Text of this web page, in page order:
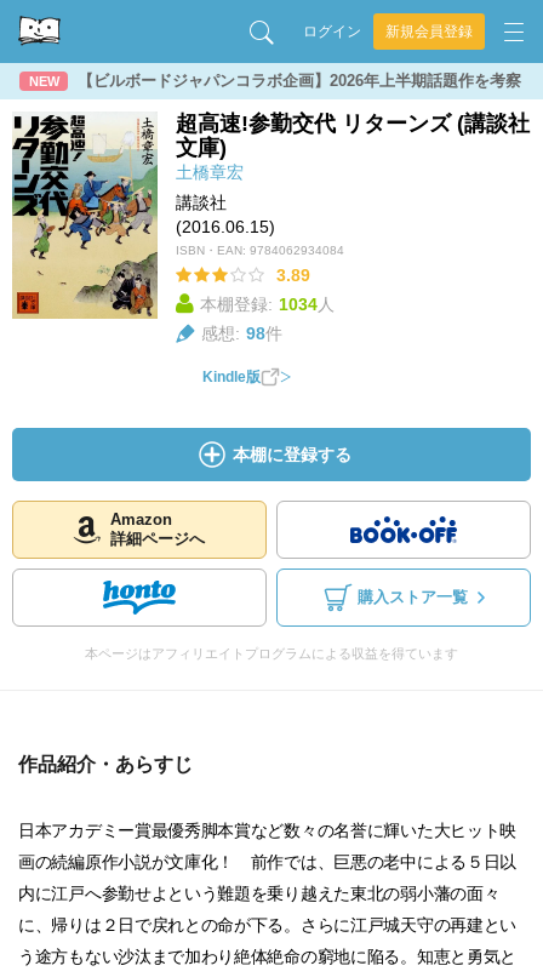
ログイン 新規会員登録
NEW 【ビルボードジャパンコラボ企画】2026年上半期話題作を考察
超高速!参勤交代 リターンズ (講談社
文庫)
土橋章宏
講談社
(2016.06.15)
ISBN・EAN: 9784062934084
3.89
本棚登録: 1034人
感想: 98件
Kindle版
本棚に登録する
Amazon
詳細ページへ
購入ストア一覧
本ページはアフィリエイトプログラムによる収益を得ています
作品紹介・あらすじ
日本アカデミー賞最優秀脚本賞など数々の名誉に輝いた大ヒット映
画の続編原作小説が文庫化！ 前作では、巨悪の老中による５日以
内に江戸へ参勤せよという難題を乗り越えた東北の弱小藩の面々
に、帰りは２日で戻れとの命が下る。さらに江戸城天守の再建とい
う途方もない沙汰まで加わり絶体絶命の窮地に陥る。知恵と勇気と